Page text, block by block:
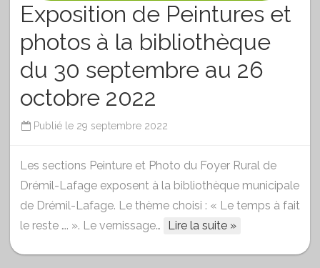
Exposition de Peintures et
photos à la bibliothèque
du 30 septembre au 26
octobre 2022
Publié le 29 septembre 2022
Les sections Peinture et Photo du Foyer Rural de
Drémil-Lafage exposent à la bibliothèque municipale
de Drémil-Lafage. Le thème choisi : « Le temps à fait
le reste …. ». Le vernissage…
Lire la suite »